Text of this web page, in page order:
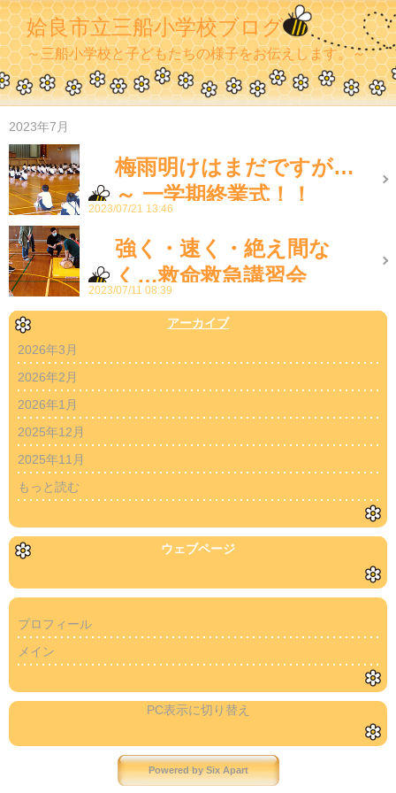
姶良市立三船小学校ブログ
～三船小学校と子どもたちの様子をお伝えします。～
2023年7月
梅雨明けはまだですが…
～ 一学期終業式！！
2023/07/21 13:46
強く・速く・絶え間な
く…救命救急講習会
2023/07/11 08:39
アーカイブ
2026年3月
2026年2月
2026年1月
2025年12月
2025年11月
もっと読む
ウェブページ
プロフィール
メイン
PC表示に切り替え
Powered bySix Apart